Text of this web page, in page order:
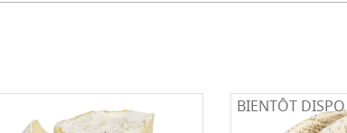
BIENTÔT DISPO